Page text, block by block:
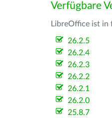
Verfügbare
LibreOffice ist in
26.2.5
26.2.4
26.2.3
26.2.2
26.2.1
26.2.0
25.8.7